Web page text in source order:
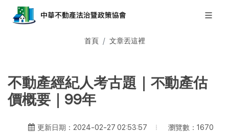
首頁 文章丟這裡
不動產經紀人考古題｜不動產估
價概要｜99年
更新日期：2024-02-27 02:53:57 瀏覽數：1670